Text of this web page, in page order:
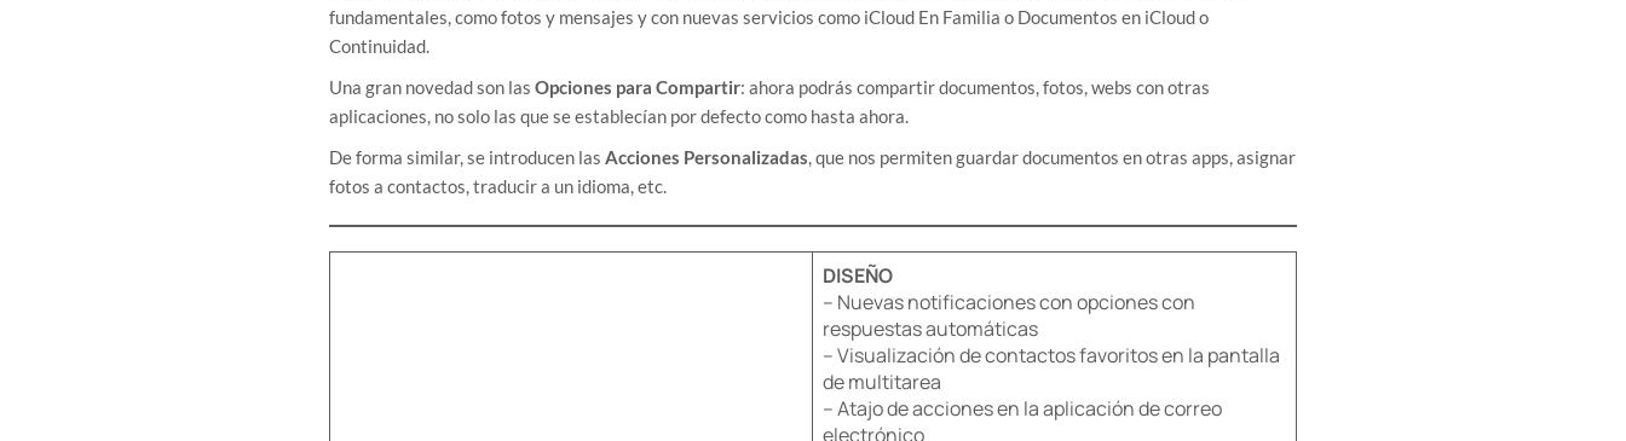
fundamentales, como fotos y mensajes y con nuevas servicios como iCloud En Familia o Documentos en iCloud o
Continuidad.
Una gran novedad son las Opciones para Compartir: ahora podrás compartir documentos, fotos, webs con otras
aplicaciones, no solo las que se establecían por defecto como hasta ahora.
De forma similar, se introducen las Acciones Personalizadas, que nos permiten guardar documentos en otras apps, asignar
fotos a contactos, traducir a un idioma, etc.
DISEÑO
– Nuevas notificaciones con opciones con
respuestas automáticas
– Visualización de contactos favoritos en la pantalla
de multitarea
– Atajo de acciones en la aplicación de correo
electrónico